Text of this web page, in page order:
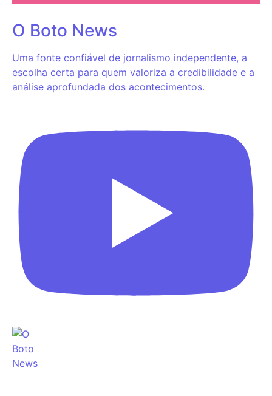
O Boto News
Uma fonte confiável de jornalismo independente, a
escolha certa para quem valoriza a credibilidade e a
análise aprofundada dos acontecimentos.